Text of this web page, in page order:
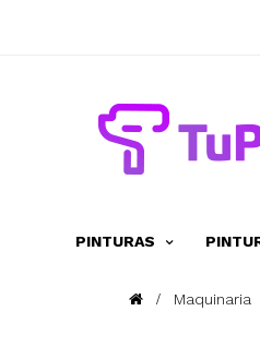
PINTURAS
Maquinaria